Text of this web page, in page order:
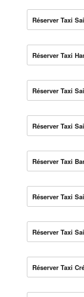
Réserver Taxi
Réserver Taxi
Réserver Taxi
Réserver Taxi
Réserver Taxi
Réserver Taxi
Réserver Taxi
Réserver Taxi